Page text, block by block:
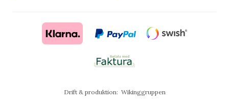
Drift & produktion: Wikinggruppen